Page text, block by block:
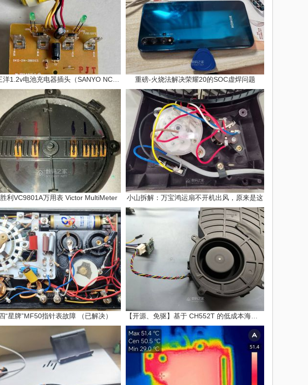
重磅-火烧法解决荣耀20的SOC虚焊问题
利VC9801A万用表 Victor MultiMeter 小山拆解：万宝鸿运扇不开机出风，原来是这
四“星牌”MF50指针表故障 （已解决）